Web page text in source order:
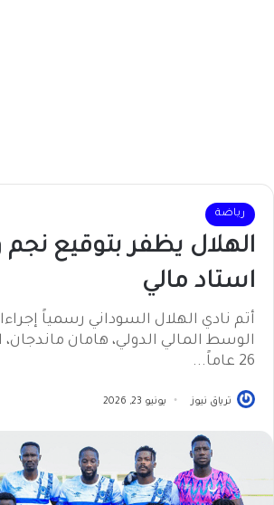
رياضة
الهلال يظفر بتوقيع
استاد مالي
​أتم نادي الهلال السوداني رسمياً
الوسط المالي الدولي، هامان ماندجان،
26 عاماً...
ترياق نيوز يونيو 23, 2026